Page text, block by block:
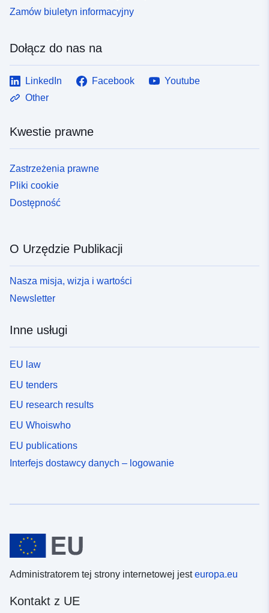
Zamów biuletyn informacyjny
Dołącz do nas na
LinkedIn Facebook
Youtube
Other
Kwestie prawne
Zastrzeżenia prawne
Pliki cookie
Dostępność
O Urzędzie Publikacji
Nasza misja, wizja i wartości
Newsletter
Inne usługi
EU law
EU tenders
EU research results
EU Whoiswho
EU publications
Interfejs dostawcy danych – logowanie
Administratorem tej strony internetowej jesteuropa.eu
Kontakt z UE